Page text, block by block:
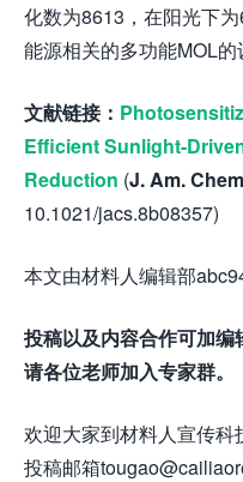
化数为8613，在阳光下
能源相关的多功能MOL的
文献链接：
Efficient Sunlight-
Reduction (J. Am.
10.1021/jacs.8b08357)
本文由材料人编辑部
投稿以及内容合作可加
请各位老师加入专家群。
欢迎大家到材料人宣传科
投稿邮箱